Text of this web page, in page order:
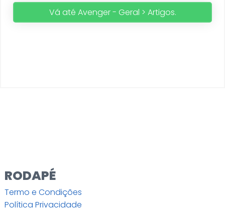
Vá até Avenger - Geral > Artigos.
RODAPÉ
Termo e Condições
Política Privacidade